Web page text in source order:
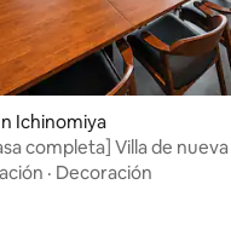
Ichinomiya
completa] Villa de
balcón, parrilla con
· Decoración